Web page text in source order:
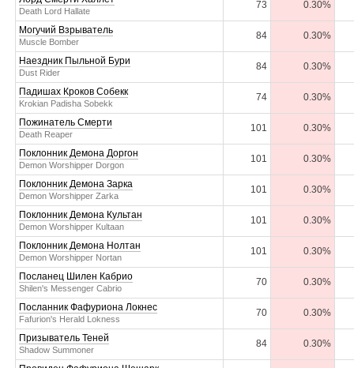
Death Lord Hallate
73 0.30%
Могучий Взрыватель
Muscle Bomber
84 0.30%
Наездник Пыльной Бури
Dust Rider
84 0.30%
Падишах Кроков Собекк
Krokian Padisha Sobekk
74 0.30%
Пожинатель Смерти
Death Reaper
101 0.30%
Поклонник Демона Доргон
Demon Worshipper Dorgon
101 0.30%
Поклонник Демона Зарка
Demon Worshipper Zarka
101 0.30%
Поклонник Демона Культан
Demon Worshipper Kultaan
101 0.30%
Поклонник Демона Нолтан
Demon Worshipper Nortan
101 0.30%
Посланец Шилен Кабрио
Shilen's Messenger Cabrio
70 0.30%
Посланник Фафуриона Локнес
Fafurion's Herald Lokness
70 0.30%
Призыватель Теней
Shadow Summoner
84 0.30%